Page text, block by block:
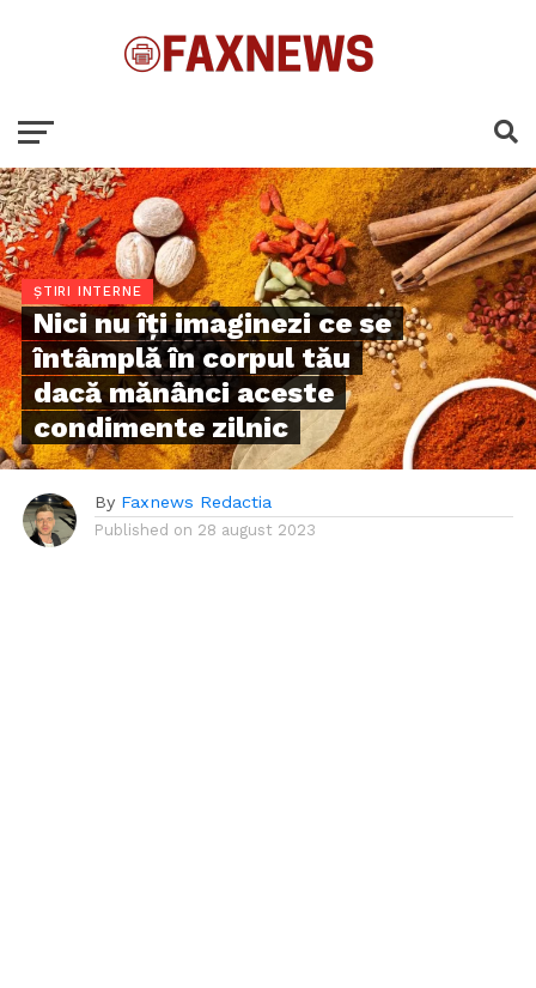
ȘTIRI INTERNE
Nici nu îți imaginezi ce se
întâmplă în corpul tău
dacă mănânci aceste
condimente zilnic
By Faxnews Redactia
Published on 28 august 2023